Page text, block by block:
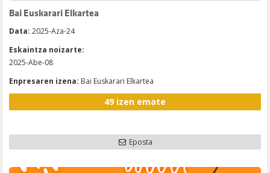
Bai Euskarari Elkartea
Data: 2025-Aza-24
Eskaintza noizarte:
2025-Abe-08
Enpresaren izena: Bai Euskarari Elkartea
49 izen emate
Eposta